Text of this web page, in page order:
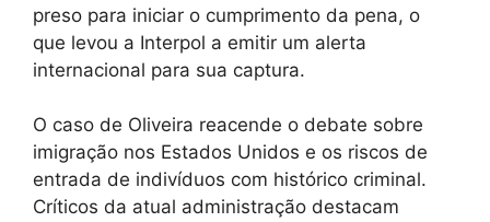
preso para iniciar o cumprimento da pena, o
que levou a Interpol a emitir um alerta
internacional para sua captura.
O caso de Oliveira reacende o debate sobre
imigração nos Estados Unidos e os riscos de
entrada de indivíduos com histórico criminal.
Críticos da atual administração destacam